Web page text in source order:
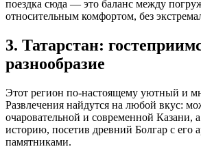
поездка сюда — это баланс между
относительным комфортом, без
3. Татарстан:
разнообразие
Этот регион по-настоящему уютный и
Развлечения найдутся на любой вкус:
очаровательной и современной Казани,
историю, посетив древний Болгар с его
памятниками.